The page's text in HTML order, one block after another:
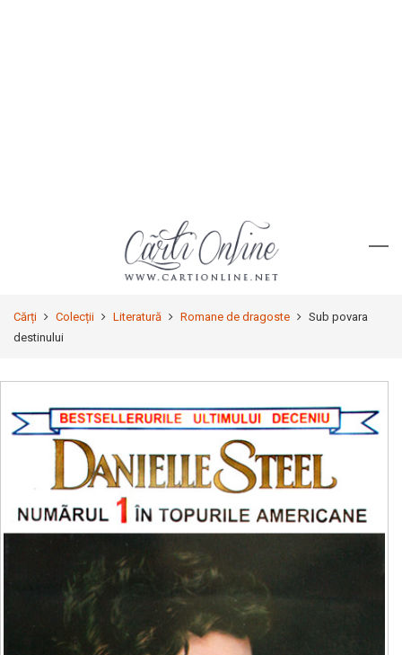
Cărți Colecții Literatură Romane de dragoste
Sub povara
destinului